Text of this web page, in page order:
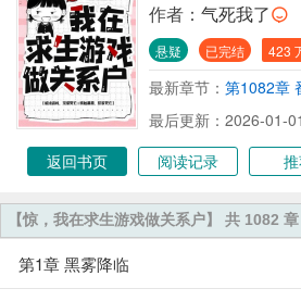
作者： 气死我了
悬疑 已完结 423
最新章节： 第1082章
最后更新：2026-01-
返回书页
阅读记录
【惊，我在求生游戏做关系户】 共 1082 章
第1章 黑雾降临